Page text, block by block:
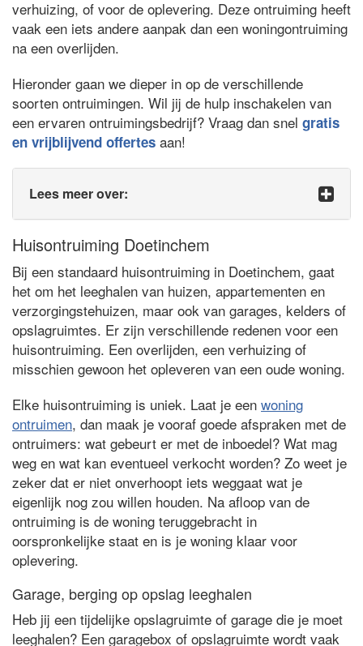
verhuizing, of voor de oplevering. Deze ontruiming heeft
vaak een iets andere aanpak dan een woningontruiming
na een overlijden.
Hieronder gaan we dieper in op de verschillende
soorten ontruimingen. Wil jij de hulp inschakelen van
een ervaren ontruimingsbedrijf? Vraag dan snel gratis
en vrijblijvend offertes aan!
Lees meer over:
Huisontruiming Doetinchem
Bij een standaard huisontruiming in Doetinchem, gaat
het om het leeghalen van huizen, appartementen en
verzorgingstehuizen, maar ook van garages, kelders of
opslagruimtes. Er zijn verschillende redenen voor een
huisontruiming. Een overlijden, een verhuizing of
misschien gewoon het opleveren van een oude woning.
Elke huisontruiming is uniek. Laat je een woning
ontruimen, dan maak je vooraf goede afspraken met de
ontruimers: wat gebeurt er met de inboedel? Wat mag
weg en wat kan eventueel verkocht worden? Zo weet je
zeker dat er niet onverhoopt iets weggaat wat je
eigenlijk nog zou willen houden. Na afloop van de
ontruiming is de woning teruggebracht in
oorspronkelijke staat en is je woning klaar voor
oplevering.
Garage, berging op opslag leeghalen
Heb jij een tijdelijke opslagruimte of garage die je moet
leeghalen? Een garagebox of opslagruimte wordt vaak